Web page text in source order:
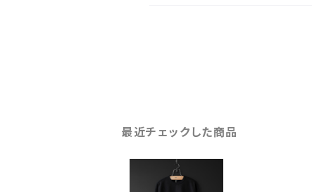
最近チェックした商品